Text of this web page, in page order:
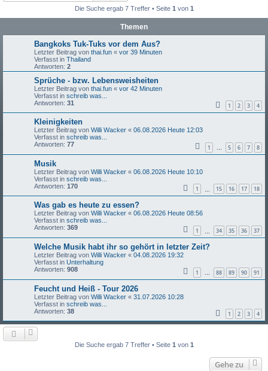
Die Suche ergab 7 Treffer • Seite 1 von 1
Themen
Bangkoks Tuk-Tuks vor dem Aus?
Letzter Beitrag von thai.fun « vor 39 Minuten
Verfasst in Thailand
Antworten: 2
Sprüche - bzw. Lebensweisheiten
Letzter Beitrag von thai.fun « vor 42 Minuten
Verfasst in schreib was...
Antworten: 31 1 2 3 4
Kleinigkeiten
Letzter Beitrag von Willi Wacker « 06.08.2026 Heute 12:03
Verfasst in schreib was...
Antworten: 77 1 … 5 6 7 8
Musik
Letzter Beitrag von Willi Wacker « 06.08.2026 Heute 10:10
Verfasst in schreib was...
Antworten: 170 1 15 16 17 18
Was gab es heute zu essen?
Letzter Beitrag von Willi Wacker « 06.08.2026 Heute 08:56
Verfasst in schreib was...
Antworten: 369 1 34 35 36 37
Welche Musik habt ihr so gehört in letzter Zeit?
Letzter Beitrag von Willi Wacker « 04.08.2026 19:32
Verfasst in Unterhaltung
Antworten: 908 1 … 88 89 90 91
Feucht und Heiß - Tour 2026
Letzter Beitrag von Willi Wacker « 31.07.2026 10:28
Verfasst in schreib was...
Antworten: 38 1 2 3 4
Die Suche ergab 7 Treffer • Seite 1 von 1
Gehe zu